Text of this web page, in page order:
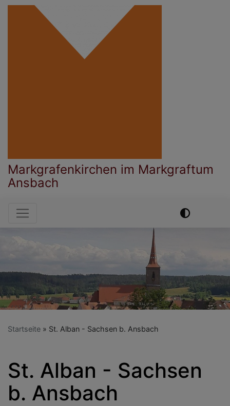
Direkt
Markgrafenkirchen im Markgraftum
Ansbach
Hauptnavigation
Startseite St. Alban - Sachsen b. Ansbach
St. Alban - Sachsen
b. Ansbach